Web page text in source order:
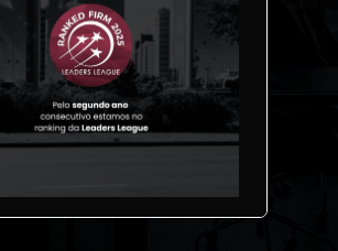
o LEILÃO de seu